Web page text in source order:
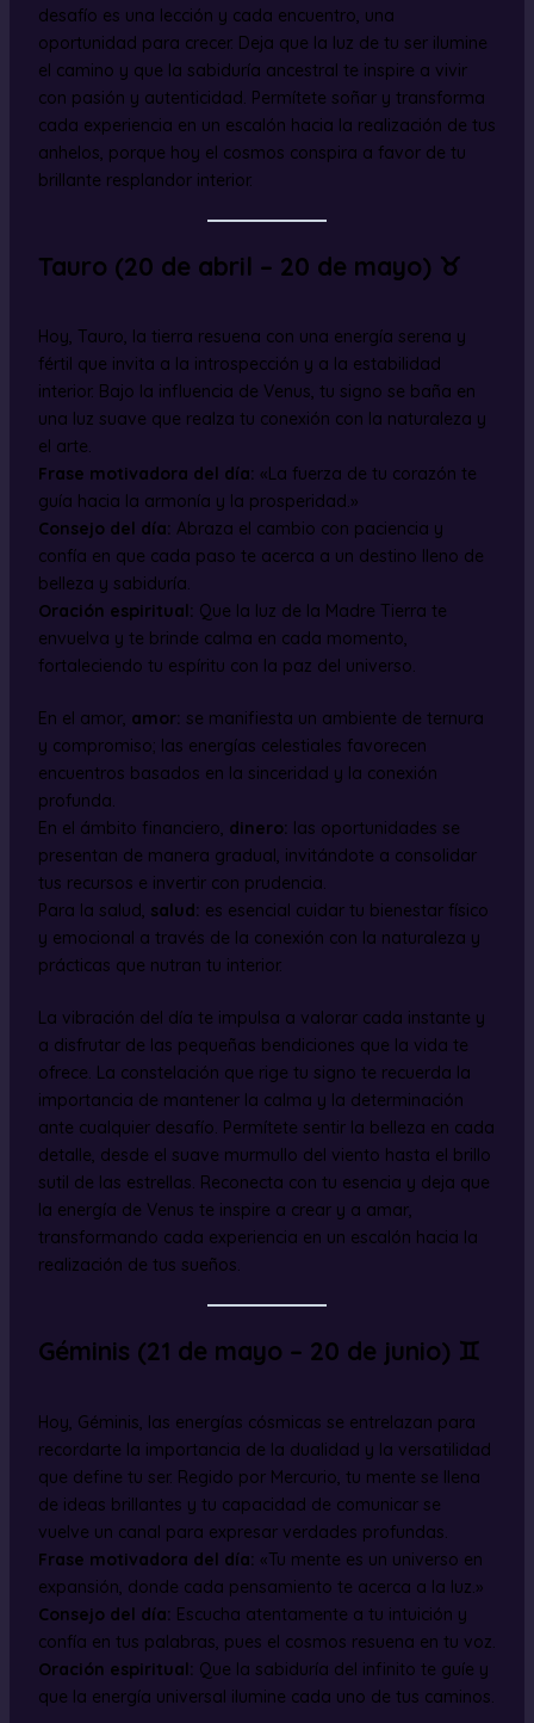
desafío es una lección y cada encuentro, una
oportunidad para crecer. Deja que la luz de tu ser ilumine
el camino y que la sabiduría ancestral te inspire a vivir
con pasión y autenticidad. Permítete soñar y transforma
cada experiencia en un escalón hacia la realización de tus
anhelos, porque hoy el cosmos conspira a favor de tu
brillante resplandor interior.
Tauro (20 de abril – 20 de mayo) ♉
Hoy, Tauro, la tierra resuena con una energía serena y
fértil que invita a la introspección y a la estabilidad
interior. Bajo la influencia de Venus, tu signo se baña en
una luz suave que realza tu conexión con la naturaleza y
el arte.
Frase motivadora del día: «La fuerza de tu corazón te
guía hacia la armonía y la prosperidad.»
Consejo del día: Abraza el cambio con paciencia y
confía en que cada paso te acerca a un destino lleno de
belleza y sabiduría.
Oración espiritual: Que la luz de la Madre Tierra te
envuelva y te brinde calma en cada momento,
fortaleciendo tu espíritu con la paz del universo.
En el amor, amor: se manifiesta un ambiente de ternura
y compromiso; las energías celestiales favorecen
encuentros basados en la sinceridad y la conexión
profunda.
En el ámbito financiero, dinero: las oportunidades se
presentan de manera gradual, invitándote a consolidar
tus recursos e invertir con prudencia.
Para la salud, salud: es esencial cuidar tu bienestar físico
y emocional a través de la conexión con la naturaleza y
prácticas que nutran tu interior.
La vibración del día te impulsa a valorar cada instante y
a disfrutar de las pequeñas bendiciones que la vida te
ofrece. La constelación que rige tu signo te recuerda la
importancia de mantener la calma y la determinación
ante cualquier desafío. Permítete sentir la belleza en cada
detalle, desde el suave murmullo del viento hasta el brillo
sutil de las estrellas. Reconecta con tu esencia y deja que
la energía de Venus te inspire a crear y a amar,
transformando cada experiencia en un escalón hacia la
realización de tus sueños.
Géminis (21 de mayo – 20 de junio) ♊
Hoy, Géminis, las energías cósmicas se entrelazan para
recordarte la importancia de la dualidad y la versatilidad
que define tu ser. Regido por Mercurio, tu mente se llena
de ideas brillantes y tu capacidad de comunicar se
vuelve un canal para expresar verdades profundas.
Frase motivadora del día: «Tu mente es un universo en
expansión, donde cada pensamiento te acerca a la luz.»
Consejo del día: Escucha atentamente a tu intuición y
confía en tus palabras, pues el cosmos resuena en tu voz.
Oración espiritual: Que la sabiduría del infinito te guíe y
que la energía universal ilumine cada uno de tus caminos.